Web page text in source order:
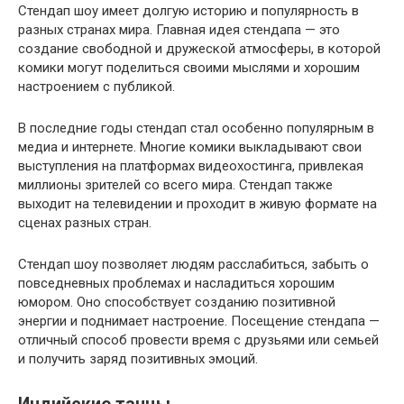
Стендап шоу имеет долгую историю и популярность в
разных странах мира. Главная идея стендапа — это
создание свободной и дружеской атмосферы, в которой
комики могут поделиться своими мыслями и хорошим
настроением с публикой.
В последние годы стендап стал особенно популярным в
медиа и интернете. Многие комики выкладывают свои
выступления на платформах видеохостинга, привлекая
миллионы зрителей со всего мира. Стендап также
выходит на телевидении и проходит в живую формате на
сценах разных стран.
Стендап шоу позволяет людям расслабиться, забыть о
повседневных проблемах и насладиться хорошим
юмором. Оно способствует созданию позитивной
энергии и поднимает настроение. Посещение стендапа —
отличный способ провести время с друзьями или семьей
и получить заряд позитивных эмоций.